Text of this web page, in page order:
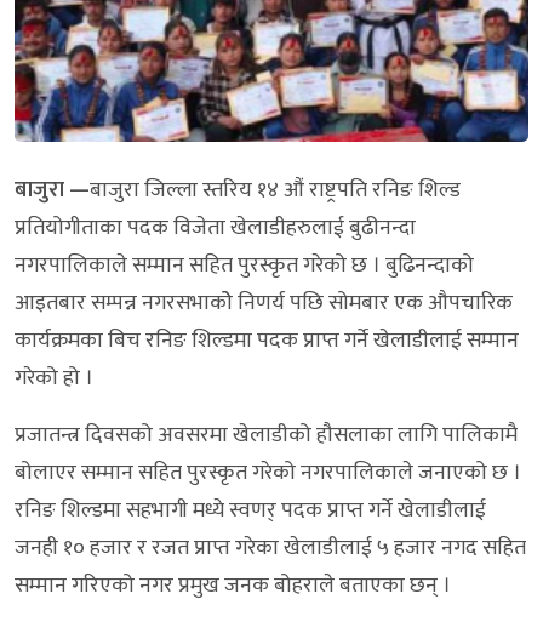
बाजुरा —बाजुरा जिल्ला स्तरिय १४ औं राष्ट्रपति रनिङ शिल्ड
प्रतियोगीताका पदक विजेता खेलाडीहरुलाई बुढीनन्दा
नगरपालिकाले सम्मान सहित पुरस्कृत गरेको छ । बुढिनन्दाको
आइतबार सम्पन्न नगरसभाकोे निणर्य पछि सोमबार एक औपचारिक
कार्यक्रमका बिच रनिङ शिल्डमा पदक प्राप्त गर्ने खेलाडीलाई सम्मान
गरेको हो ।
प्रजातन्त्र दिवसको अवसरमा खेलाडीको हौसलाका लागि पालिकामै
बोलाएर सम्मान सहित पुरस्कृत गरेको नगरपालिकाले जनाएको छ ।
रनिङ शिल्डमा सहभागी मध्ये स्वणर् पदक प्राप्त गर्ने खेलाडीलाई
जनही १० हजार र रजत प्राप्त गरेका खेलाडीलाई ५ हजार नगद सहित
सम्मान गरिएको नगर प्रमुख जनक बोहराले बताएका छन् ।